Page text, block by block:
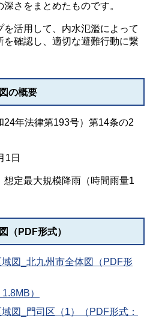
さをまとめたものです。
を活用して、内水氾濫によって
を確認し、適切な避難行動に繋
の概要
24年法律第193号）第14条の2
1日
定最大規模降雨（時間雨量1
（PDF形式）
図_北九州市全体図（PDF形
）
図_門司区（1）（PDF形式：